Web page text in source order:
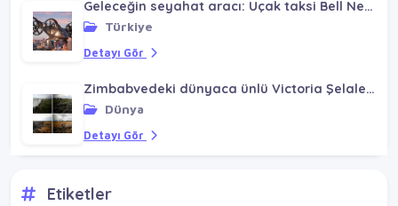
Geleceğin seyahat aracı: Uçak taksi Bell Nexus
Türkiye
Detayı Gör
Zimbabvedeki dünyaca ünlü Victoria Şelalesi kuraklık sebebiyle susuz kaldı
Dünya
Detayı Gör
Etiketler